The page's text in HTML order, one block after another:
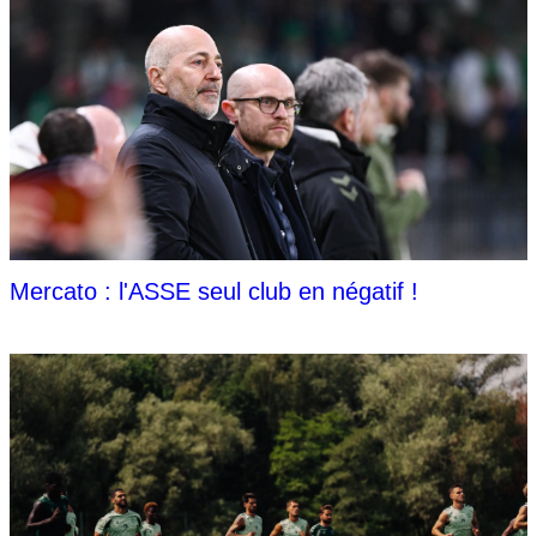
Mercato : l'ASSE seul club en négatif !